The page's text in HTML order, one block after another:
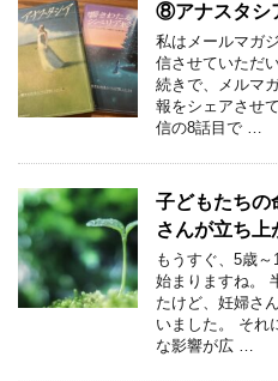
⑧アナスタシ
私はメールマガ
信させていただ
続きで、メルマ
報をシェアさせ
信の8話目で …
子どもたちの
さんが立ち上
もうすぐ、5歳
始まりますね。
たけど、妊婦さ
いました。 それ
な影響が広 …